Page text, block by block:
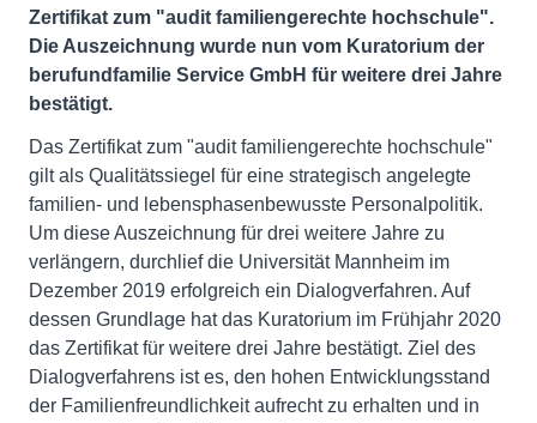
Zertifikat zum "audit familiengerechte hochschule".
Die Auszeichnung wurde nun vom Kuratorium der
berufundfamilie Service GmbH für weitere drei Jahre
bestätigt.
Das Zertifikat zum "audit familiengerechte hochschule"
gilt als Qualitätssiegel für eine strategisch angelegte
familien- und lebensphasenbewusste Personalpolitik.
Um diese Auszeichnung für drei weitere Jahre zu
verlängern, durchlief die Universität Mannheim im
Dezember 2019 erfolgreich ein Dialogverfahren. Auf
dessen Grundlage hat das Kuratorium im Frühjahr 2020
das Zertifikat für weitere drei Jahre bestätigt. Ziel des
Dialogverfahrens ist es, den hohen Entwicklungsstand
der Familienfreundlichkeit aufrecht zu erhalten und in